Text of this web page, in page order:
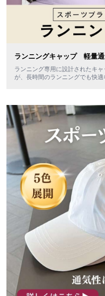
ランニングキャップ 軽量
ランニング専用に設計されたキ
が、長時間のランニングでも快